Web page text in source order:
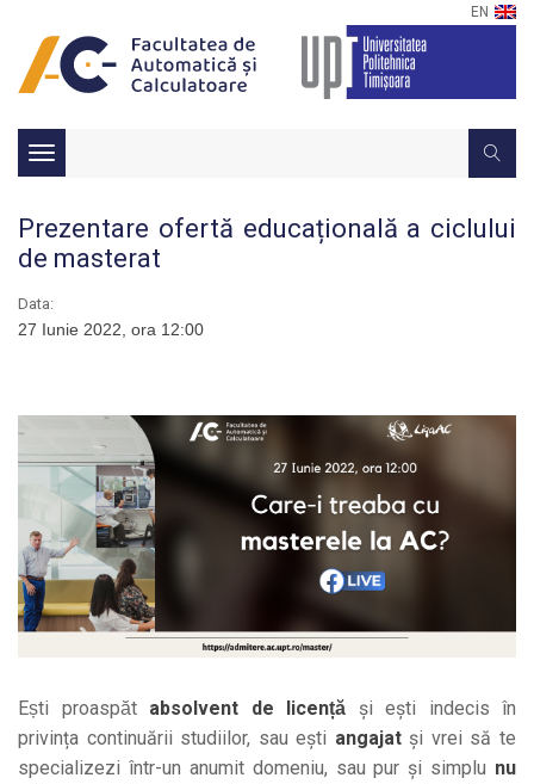
EN
Toggle
navigation
Prezentare ofertă educațională a ciclului
de masterat
Data:
27 Iunie 2022, ora 12:00
Ești proaspăt absolvent de licență și ești indecis în
privința continuării studiilor, sau ești angajatși vrei să te
specializezi într-un anumit domeniu, sau pur și simplu nu